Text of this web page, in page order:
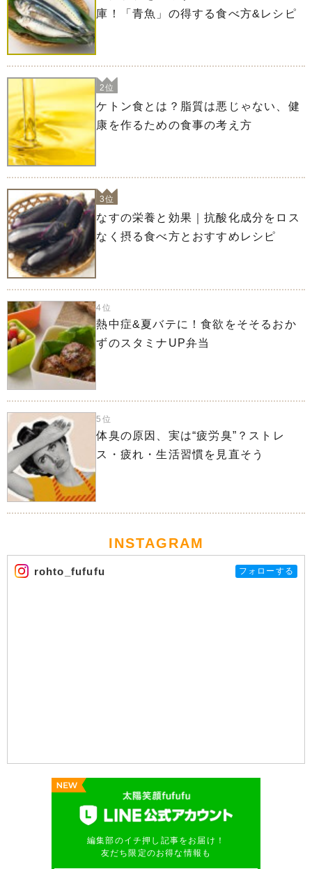
庫！「青魚」の得する食べ方&レシピ
2位
ケトン食とは？脂質は悪じゃない、健
康を作るための食事の考え方
3位
なすの栄養と効果｜抗酸化成分をロス
なく摂る食べ方とおすすめレシピ
4位
熱中症&夏バテに！食欲をそそるおか
ずのスタミナUP弁当
5位
体臭の原因、実は“疲労臭”？ストレ
ス・疲れ・生活習慣を見直そう
INSTAGRAM
rohto_fufufu フォローする
編集部のイチ押し記事をお届け！
友だち限定のお得な情報も